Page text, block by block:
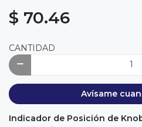
$ 70.46
CANTIDAD
Avísame
Indicador de Posición de